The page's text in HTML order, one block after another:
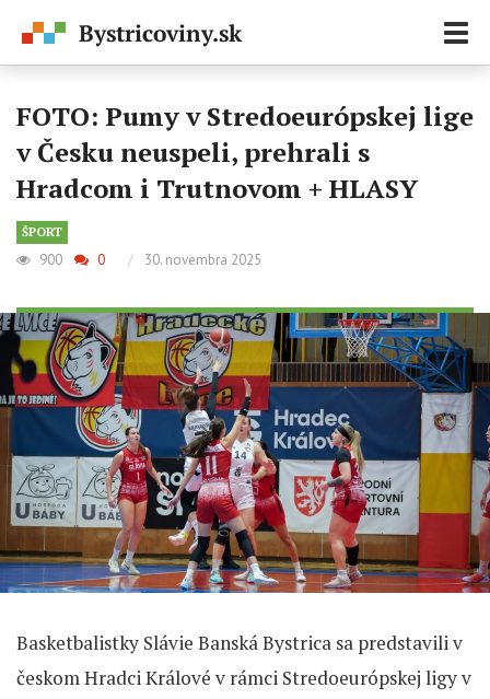
FOTO: Pumy v Stredoeurópskej lige
v Česku neuspeli, prehrali s
Hradcom i Trutnovom + HLASY
ŠPORT
900 0 / 30. novembra 2025
Basketbalistky Slávie Banská Bystrica sa predstavili v
českom Hradci Králové v rámci Stredoeurópskej ligy v